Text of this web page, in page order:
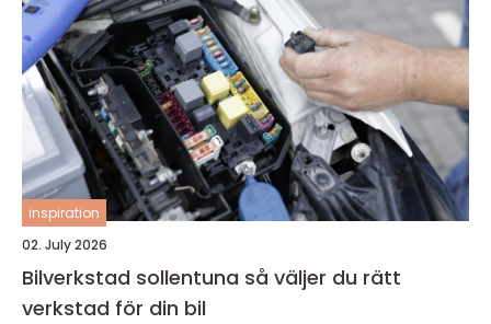
inspiration
02. July 2026
Bilverkstad sollentuna så väljer du rätt
verkstad för din bil